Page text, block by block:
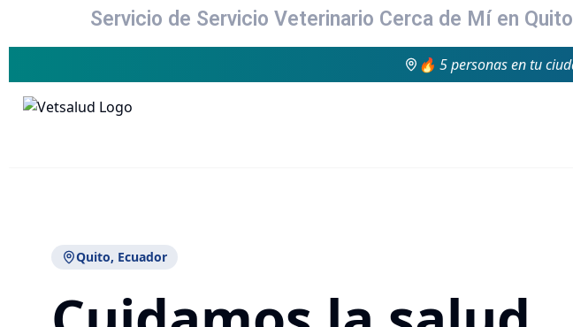
Servicio de Servicio Veterinario Cerca de Mí en Quito